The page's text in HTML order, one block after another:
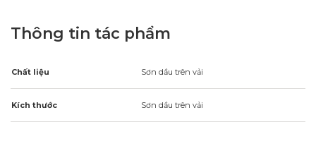
Thông tin tác phẩm
Chất liệu Sơn dầu trên vải
Kích thước Sơn dầu trên vải